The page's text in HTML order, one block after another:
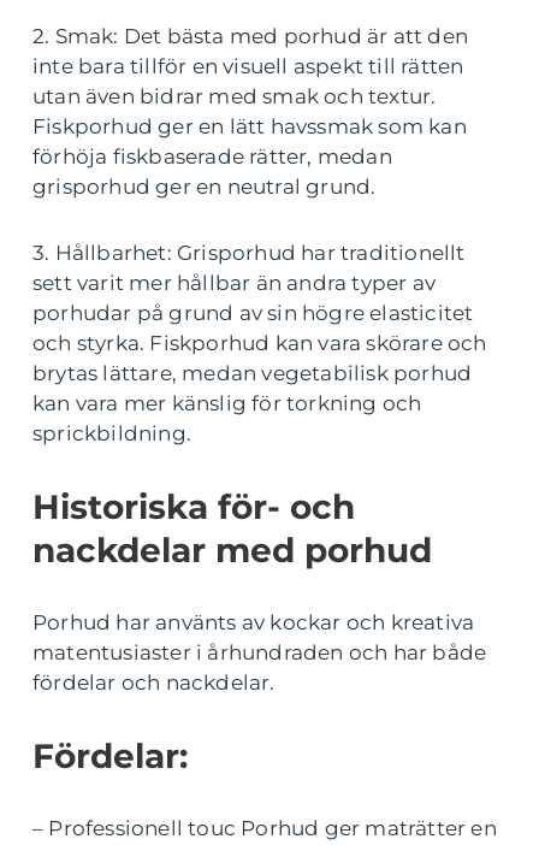
2. Smak: Det bästa med porhud är att den
inte bara tillför en visuell aspekt till rätten
utan även bidrar med smak och textur.
Fiskporhud ger en lätt havssmak som kan
förhöja fiskbaserade rätter, medan
grisporhud ger en neutral grund.
3. Hållbarhet: Grisporhud har traditionellt
sett varit mer hållbar än andra typer av
porhudar på grund av sin högre elasticitet
och styrka. Fiskporhud kan vara skörare och
brytas lättare, medan vegetabilisk porhud
kan vara mer känslig för torkning och
sprickbildning.
Historiska för- och
nackdelar med porhud
Porhud har använts av kockar och kreativa
matentusiaster i århundraden och har både
fördelar och nackdelar.
Fördelar:
– Professionell touc Porhud ger maträtter en